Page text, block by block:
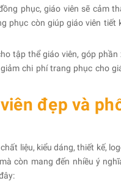
phục, giáo viên sẽ cảm
phục còn giúp giáo viên tiết
tập thể giáo viên, góp
chi phí trang phục cho
đẹp và
liệu, kiểu dáng, thiết kế,
còn mang đến nhiều ý